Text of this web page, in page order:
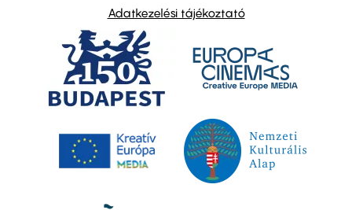
Adatkezelési tájékoztató